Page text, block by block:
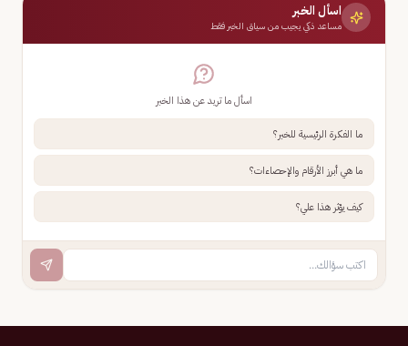
اسأل الخبر
مساعد ذكي يجيب من سياق الخبر فقط
اسأل ما تريد عن هذا الخبر
ما الفكرة الرئيسية للخبر؟
ما هي أبرز الأرقام والإحصاءات؟
كيف يؤثر هذا علي؟